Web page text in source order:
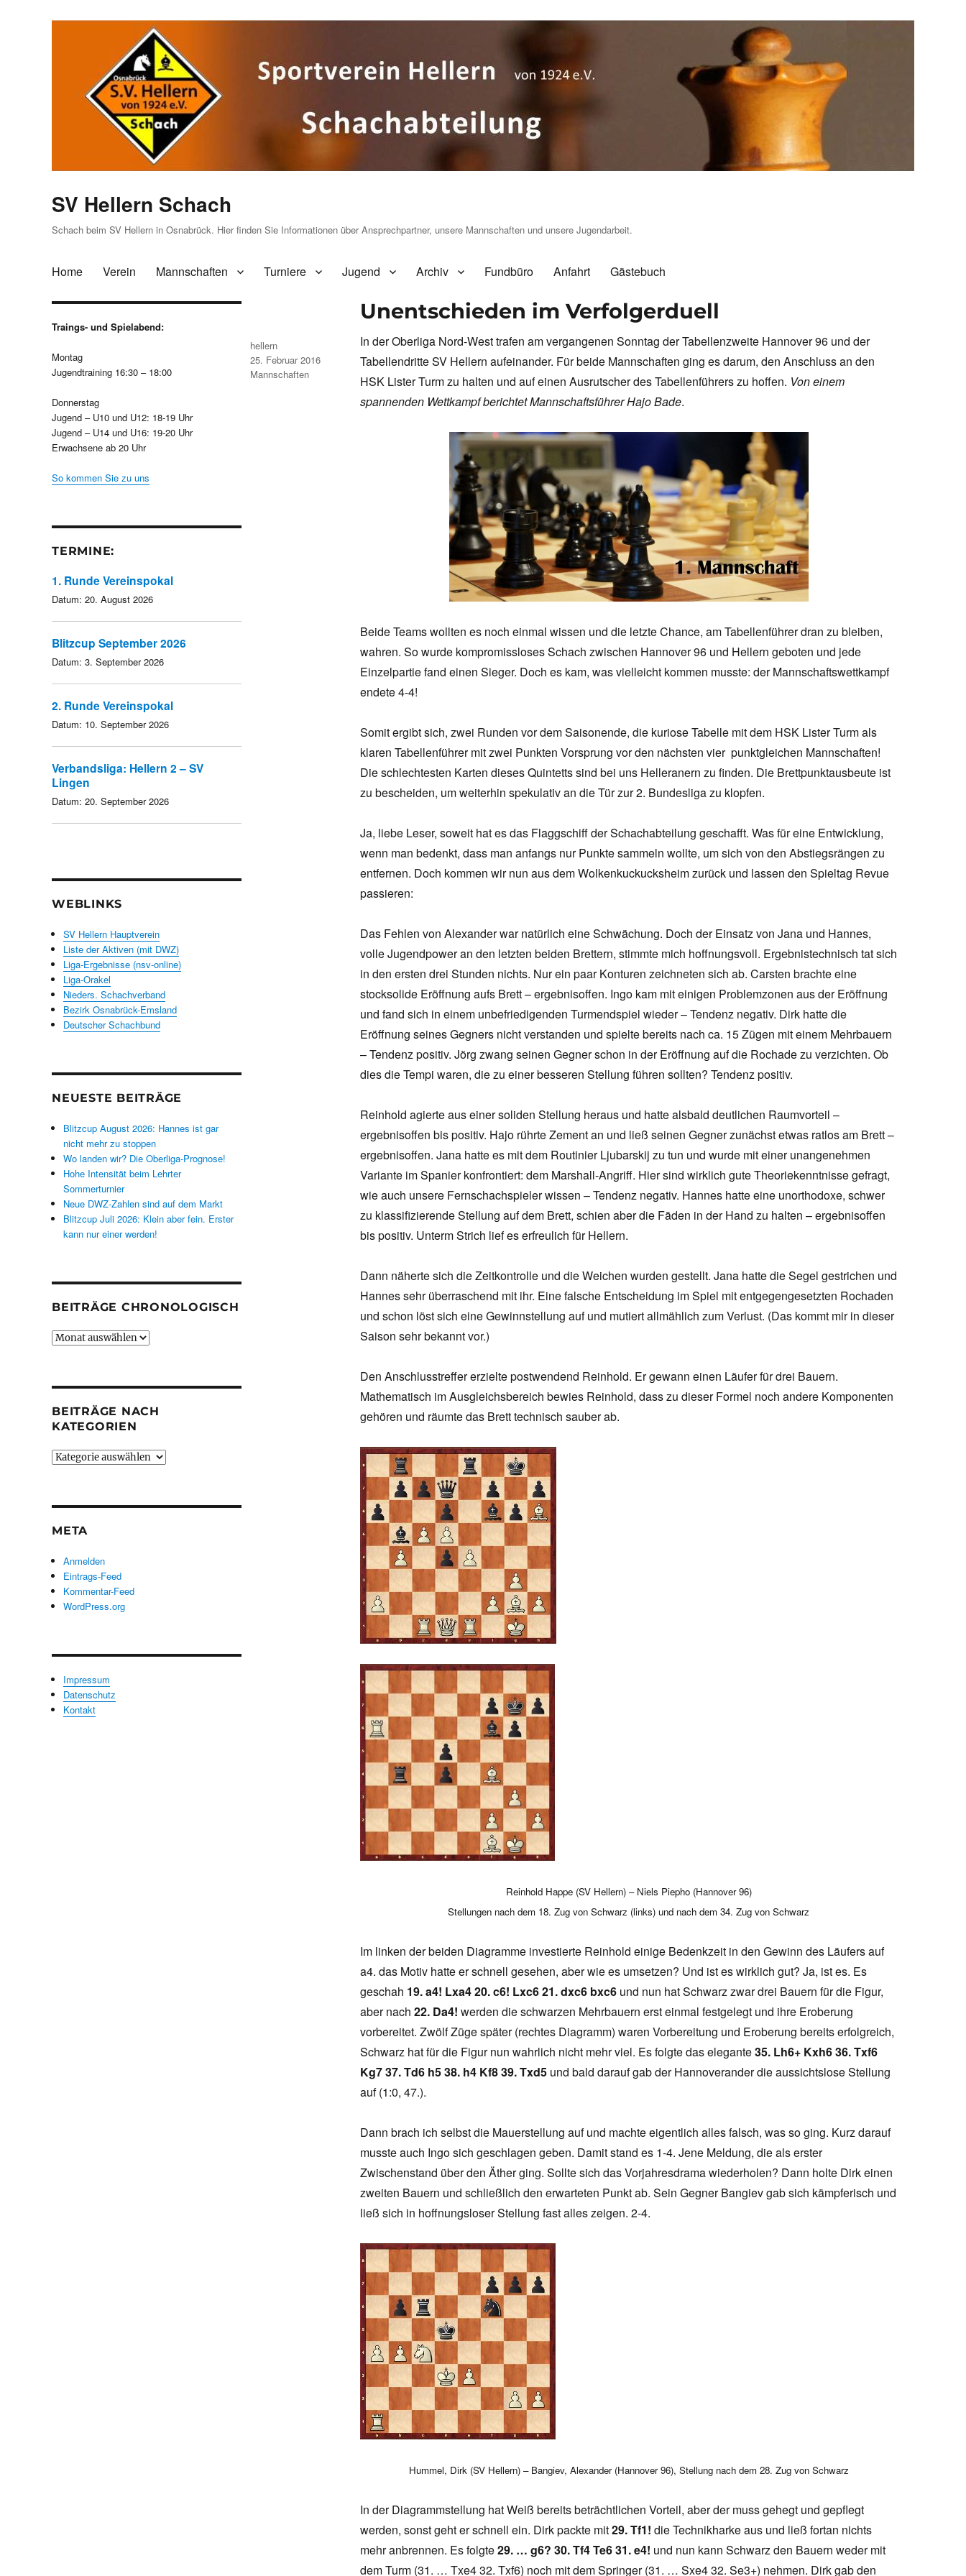
SV Hellern Schach
Schach beim SV Hellern in Osnabrück. Hier finden Sie Informationen über Ansprechpartner, unsere Mannschaften und unsere Jugendarbeit.
Home Verein Mannschaften Turniere Jugend Archiv Fundbüro Anfahrt Gästebuch
Unentschieden im Verfolgerduell
In der Oberliga Nord-West trafen am vergangenen Sonntag der Tabellenzweite Hannover 96 und der
Tabellendritte SV Hellern aufeinander. Für beide Mannschaften ging es darum, den Anschluss an den
HSK Lister Turm zu halten und auf einen Ausrutscher des Tabellenführers zu hoffen. Von einem
spannenden Wettkampf berichtet Mannschaftsführer Hajo Bade.
Beide Teams wollten es noch einmal wissen und die letzte Chance, am Tabellenführer dran zu bleiben,
wahren. So wurde kompromissloses Schach zwischen Hannover 96 und Hellern geboten und jede
Einzelpartie fand einen Sieger. Doch es kam, was vielleicht kommen musste: der Mannschaftswettkampf
endete 4-4!
Somit ergibt sich, zwei Runden vor dem Saisonende, die kuriose Tabelle mit dem HSK Lister Turm als
klaren Tabellenführer mit zwei Punkten Vorsprung vor den nächsten vier punktgleichen Mannschaften!
Die schlechtesten Karten dieses Quintetts sind bei uns Helleranern zu finden. Die Brettpunktausbeute ist
zu bescheiden, um weiterhin spekulativ an die Tür zur 2. Bundesliga zu klopfen.
Ja, liebe Leser, soweit hat es das Flaggschiff der Schachabteilung geschafft. Was für eine Entwicklung,
wenn man bedenkt, dass man anfangs nur Punkte sammeln wollte, um sich von den Abstiegsrängen zu
entfernen. Doch kommen wir nun aus dem Wolkenkuckucksheim zurück und lassen den Spieltag Revue
passieren:
Das Fehlen von Alexander war natürlich eine Schwächung. Doch der Einsatz von Jana und Hannes,
volle Jugendpower an den letzten beiden Brettern, stimmte mich hoffnungsvoll. Ergebnistechnisch tat sich
in den ersten drei Stunden nichts. Nur ein paar Konturen zeichneten sich ab. Carsten brachte eine
stocksolide Eröffnung aufs Brett – ergebnisoffen. Ingo kam mit einigen Problemzonen aus der Eröffnung
und fand sich in einem unbefriedigenden Turmendspiel wieder – Tendenz negativ. Dirk hatte die
Eröffnung seines Gegners nicht verstanden und spielte bereits nach ca. 15 Zügen mit einem Mehrbauern
– Tendenz positiv. Jörg zwang seinen Gegner schon in der Eröffnung auf die Rochade zu verzichten. Ob
dies die Tempi waren, die zu einer besseren Stellung führen sollten? Tendenz positiv.
Reinhold agierte aus einer soliden Stellung heraus und hatte alsbald deutlichen Raumvorteil –
ergebnisoffen bis positiv. Hajo rührte Zement an und ließ seinen Gegner zunächst etwas ratlos am Brett –
ergebnisoffen. Jana hatte es mit dem Routinier Ljubarskij zu tun und wurde mit einer unangenehmen
Variante im Spanier konfrontiert: dem Marshall-Angriff. Hier sind wirklich gute Theoriekenntnisse gefragt,
wie auch unsere Fernschachspieler wissen – Tendenz negativ. Hannes hatte eine unorthodoxe, schwer
zu klassifizierende Stellung auf dem Brett, schien aber die Fäden in der Hand zu halten – ergebnisoffen
bis positiv. Unterm Strich lief es erfreulich für Hellern.
Dann näherte sich die Zeitkontrolle und die Weichen wurden gestellt. Jana hatte die Segel gestrichen und
Hannes sehr überraschend mit ihr. Eine falsche Entscheidung im Spiel mit entgegengesetzten Rochaden
und schon löst sich eine Gewinnstellung auf und mutiert allmählich zum Verlust. (Das kommt mir in dieser
Saison sehr bekannt vor.)
Den Anschlusstreffer erzielte postwendend Reinhold. Er gewann einen Läufer für drei Bauern.
Mathematisch im Ausgleichsbereich bewies Reinhold, dass zu dieser Formel noch andere Komponenten
gehören und räumte das Brett technisch sauber ab.
Reinhold Happe (SV Hellern) – Niels Piepho (Hannover 96)
Stellungen nach dem 18. Zug von Schwarz (links) und nach dem 34. Zug von Schwarz
Im linken der beiden Diagramme investierte Reinhold einige Bedenkzeit in den Gewinn des Läufers auf
a4. das Motiv hatte er schnell gesehen, aber wie es umsetzen? Und ist es wirklich gut? Ja, ist es. Es
geschah 19. a4! Lxa4 20. c6! Lxc6 21. dxc6 bxc6 und nun hat Schwarz zwar drei Bauern für die Figur,
aber nach 22. Da4! werden die schwarzen Mehrbauern erst einmal festgelegt und ihre Eroberung
vorbereitet. Zwölf Züge später (rechtes Diagramm) waren Vorbereitung und Eroberung bereits erfolgreich,
Schwarz hat für die Figur nun wahrlich nicht mehr viel. Es folgte das elegante35. Lh6+ Kxh6 36. Txf6
Kg7 37. Td6 h5 38. h4 Kf8 39. Txd5 und bald darauf gab der Hannoverander die aussichtslose Stellung
auf (1:0, 47.).
Dann brach ich selbst die Mauerstellung auf und machte eigentlich alles falsch, was so ging. Kurz darauf
musste auch Ingo sich geschlagen geben. Damit stand es 1-4. Jene Meldung, die als erster
Zwischenstand über den Äther ging. Sollte sich das Vorjahresdrama wiederholen? Dann holte Dirk einen
zweiten Bauern und schließlich den erwarteten Punkt ab. Sein Gegner Bangiev gab sich kämpferisch und
ließ sich in hoffnungsloser Stellung fast alles zeigen. 2-4.
Hummel, Dirk (SV Hellern) – Bangiev, Alexander (Hannover 96), Stellung nach dem 28. Zug vonSchwarz
In der Diagrammstellung hat Weiß bereits beträchtlichen Vorteil, aber der muss gehegt und gepflegt
werden, sonst geht er schnell ein. Dirk packte mit29. Tf1! die Technikharke aus und ließ fortan nichts
mehr anbrennen. Es folgte29. … g6? 30. Tf4 Te6 31. e4! und nun kann Schwarz den Bauern weder mit
dem Turm (31. … Txe4 32. Txf6) noch mit dem Springer (31. … Sxe4 32. Se3+) nehmen. Dirk gab den
Autor
hellern
Veröffentlicht
am
25. Februar 2016
Kategorien
Mannschaften
Traings- und Spielabend:
Montag
Jugendtraining 16:30 – 18:00
Donnerstag
Jugend – U10 und U12: 18-19 Uhr
Jugend – U14 und U16: 19-20 Uhr
Erwachsene ab 20 Uhr
So kommen Sie zu uns
TERMINE:
1. Runde Vereinspokal
Datum: 20. August 2026
Blitzcup September 2026
Datum: 3. September 2026
2. Runde Vereinspokal
Datum: 10. September 2026
Verbandsliga: Hellern 2 – SV
Lingen
Datum: 20. September 2026
WEBLINKS
SV Hellern Hauptverein
Liste der Aktiven (mit DWZ)
Liga-Ergebnisse (nsv-online)
Liga-Orakel
Nieders. Schachverband
Bezirk Osnabrück-Emsland
Deutscher Schachbund
NEUESTE BEITRÄGE
Blitzcup August 2026: Hannes ist gar
nicht mehr zu stoppen
Wo landen wir? Die Oberliga-Prognose!
Hohe Intensität beim Lehrter
Sommerturnier
Neue DWZ-Zahlen sind auf dem Markt
Blitzcup Juli 2026: Klein aber fein. Erster
kann nur einer werden!
BEITRÄGE CHRONOLOGISCH
Beiträge
BEITRÄGE NACH
KATEGORIEN
Beiträge
META
Anmelden
Eintrags-Feed
Kommentar-Feed
WordPress.org
Impressum
Datenschutz
Kontakt